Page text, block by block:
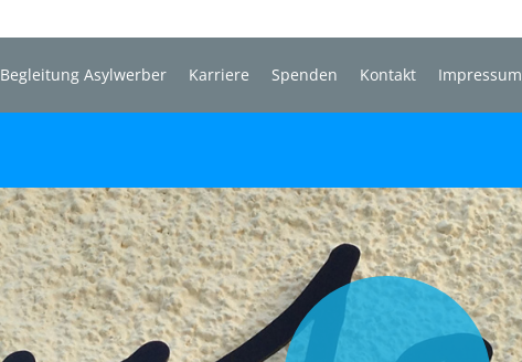
Begleitung Asylwerber Karriere Spenden Kontakt Impressum